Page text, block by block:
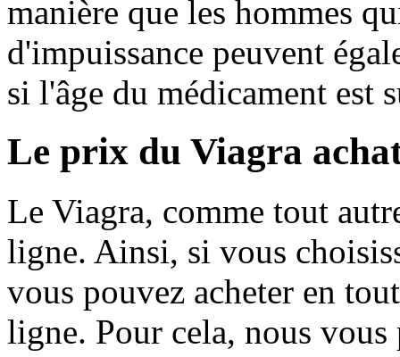
manière que les hommes
d'impuissance peuvent
si l'âge du médicament est
Le prix du Viagra
Le Viagra, comme tout
ligne. Ainsi, si vous
vous pouvez acheter en
ligne. Pour cela, nous vous